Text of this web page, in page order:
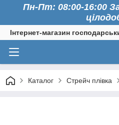
Пн-Пт: 08:00-16:00
Інтернет-магазин
Каталог Стрейч плівка